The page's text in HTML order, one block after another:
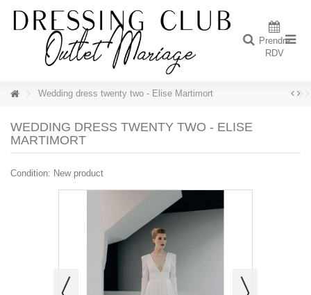
Prendre
RDV
Wedding dress twenty two - Elise Martimort
WEDDING DRESS TWENTY TWO - ELISE
MARTIMORT
Condition: New product